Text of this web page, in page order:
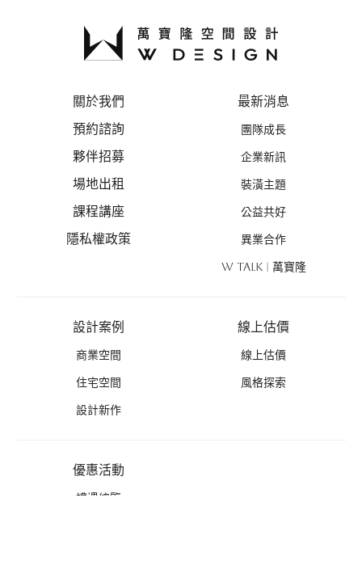
關於我們
預約諮詢
夥伴招募
場地出租
課程講座
隱私權政策
最新消息
團隊成長
企業新訊
裝潢主題
公益共好
異業合作
W TALK | 萬寶隆
設計案例
商業空間
住宅空間
設計新作
線上估價
線上估價
風格探索
優惠活動
禮遇總覽